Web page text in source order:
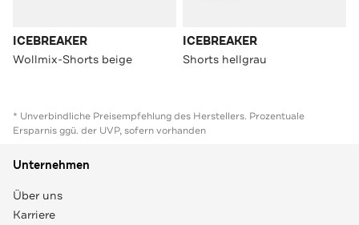
ICEBREAKER
Wollmix-Shorts beige
ICEBREAKER
Shorts hellgrau
* Unverbindliche Preisempfehlung des Herstellers. Prozentuale
Ersparnis ggü. der UVP, sofern vorhanden
Unternehmen
Über uns
Karriere